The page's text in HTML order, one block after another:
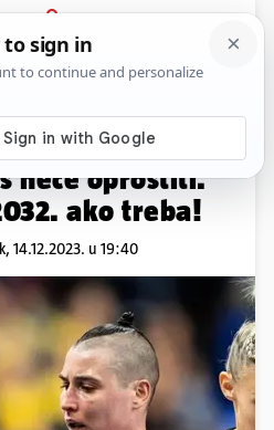
PRIJAVA
Sport Komentari
šoka':
neće oprostiti.
ako treba!
14.12.2023. u 19:40